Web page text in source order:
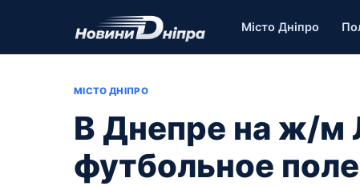
Місто Дніпро
МІСТО ДНІПРО
В Днепре на ж/м
футбольное поле